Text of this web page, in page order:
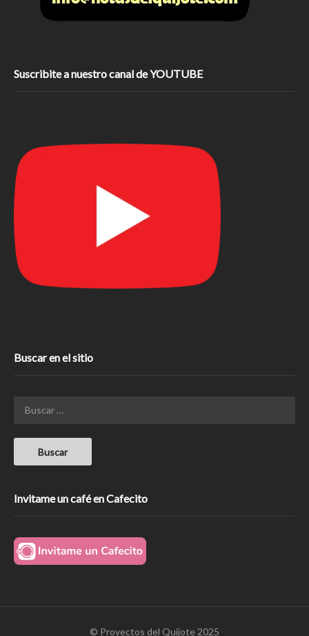
Suscribite a nuestro canal de YOUTUBE
Buscar en el sitio
Invitame un café en Cafecito
© Proyectos del Quijote 2025